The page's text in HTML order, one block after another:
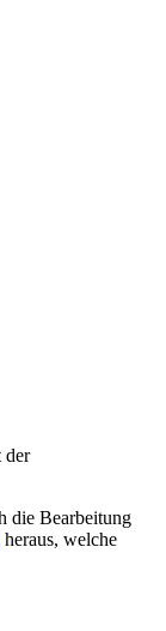
der
die Bearbeitung
heraus, welche